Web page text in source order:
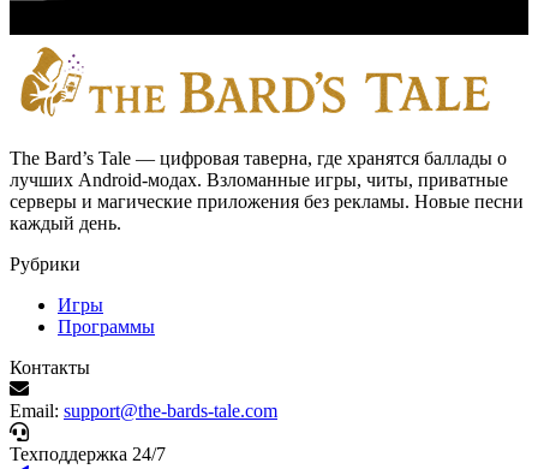
The Bard’s Tale — цифровая таверна, где хранятся баллады о
лучших Android-модах. Взломанные игры, читы, приватные
серверы и магические приложения без рекламы. Новые песни
каждый день.
Рубрики
Игры
Программы
Контакты
Email: support@the-bards-tale.com
Техподдержка 24/7